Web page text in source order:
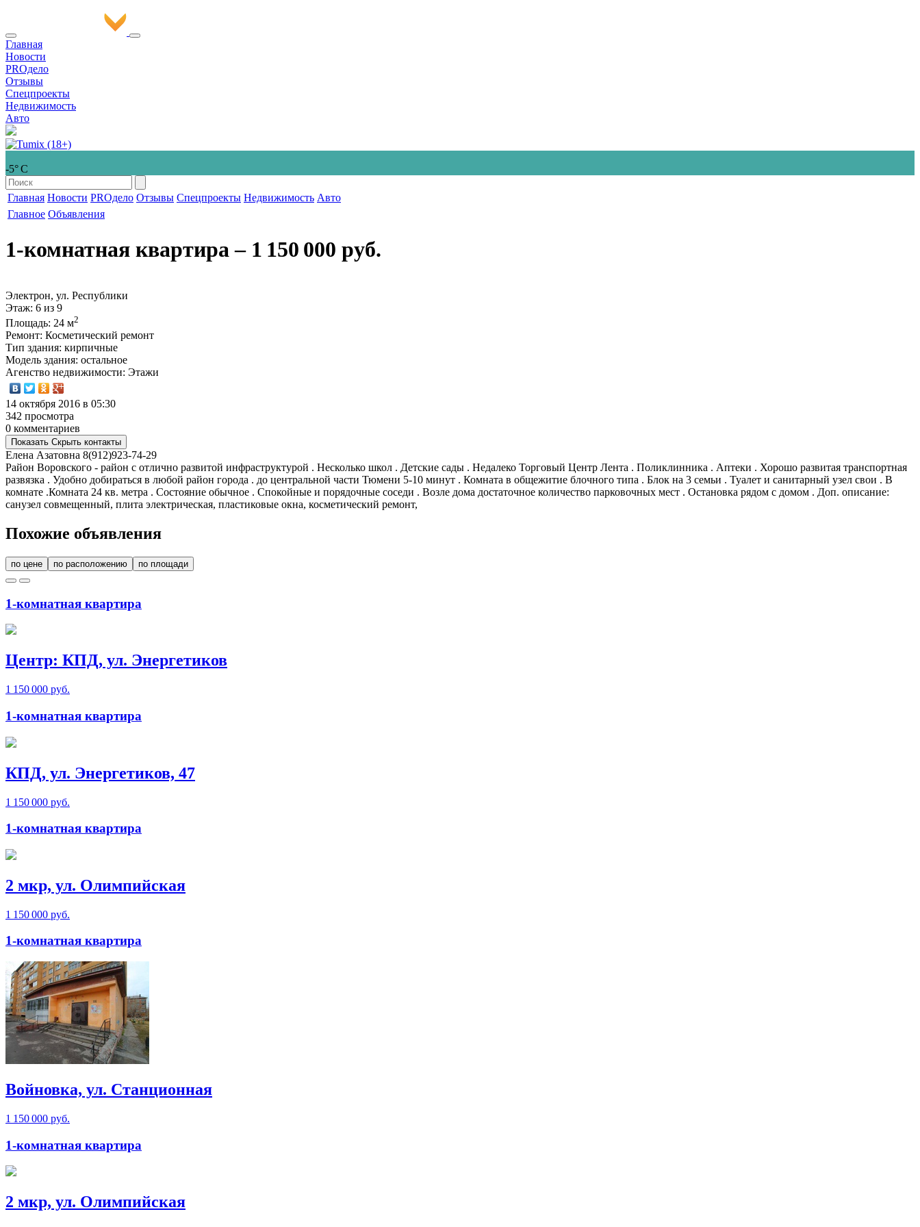
Главная
Новости
PROдело
Отзывы
Спецпроекты
Недвижимость
Авто
-5° С
Главная Новости PROдело Отзывы Спецпроекты Недвижимость Авто
Главное Объявления
1-комнатная квартира‒ 1 150 000 руб.
Электрон, ул. Республики
Этаж: 6 из 9
Площадь: 24 м2
Ремонт: Косметический ремонт
Тип здания: кирпичные
Модель здания: остальное
Агенство недвижимости: Этажи
14 октября 2016 в 05:30
342 просмотра
0 комментариев
Показать Скрыть контакты
Елена Азатовна 8(912)923-74-29
Район Воровского - район с отлично развитой инфраструктурой . Несколько школ . Детские сады . Недалеко Торговый Центр Лента . Поликлинника . Аптеки . Хорошо развитая транспортная
развязка . Удобно добираться в любой район города . до центральной части Тюмени 5-10 минут . Комната в общежитие блочного типа . Блок на 3 семьи . Туалет и санитарный узел свои . В
комнате .Комната 24 кв. метра . Состояние обычное . Спокойные и порядочные соседи . Возле дома достаточное количество парковочных мест . Остановка рядом с домом . Доп. описание:
санузел совмещенный, плита электрическая, пластиковые окна, косметический ремонт,
Похожие объявления
по цене по расположению по площади
1-комнатная квартира
Центр: КПД, ул. Энергетиков
1 150 000 руб.
1-комнатная квартира
КПД, ул. Энергетиков, 47
1 150 000 руб.
1-комнатная квартира
2 мкр, ул. Олимпийская
1 150 000 руб.
1-комнатная квартира
Войновка, ул. Станционная
1 150 000 руб.
1-комнатная квартира
2 мкр, ул. Олимпийская